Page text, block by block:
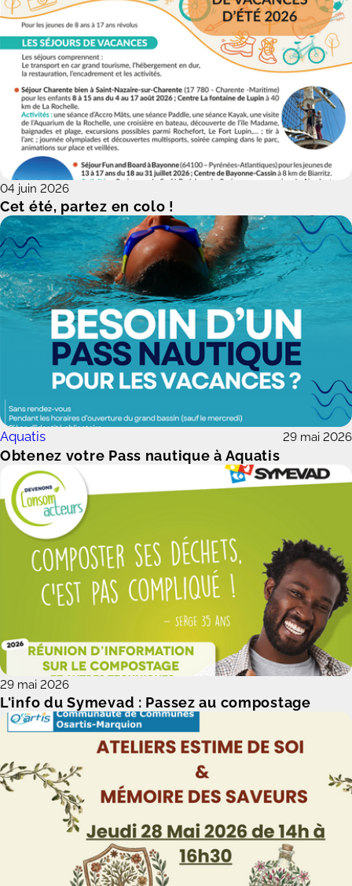
Cet été, partez en colo !
04 juin 2026
Obtenez votre Pass nautique à Aquatis
Aquatis 29 mai 2026
L'info du Symevad : Passez au compostage
29 mai 2026